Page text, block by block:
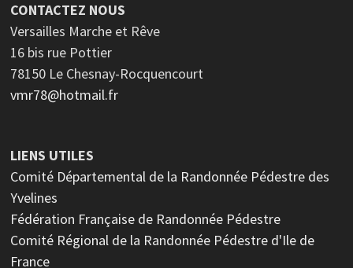
CONTACTEZ NOUS
Versailles Marche et Rêve
16 bis rue Pottier
78150 Le Chesnay-Rocquencourt
vmr78@hotmail.fr
LIENS UTILES
Comité Départemental de la Randonnée Pédestre des
Yvelines
Fédération Française de Randonnée Pédestre
Comité Régional de la Randonnée Pédestre d'Ile de
France